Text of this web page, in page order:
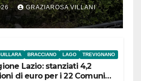
GRAZIAROSA VILLANI
BRACCIANO LAGO TREVIGNANO
Lazio: stanziati 4,2
di euro per i 22 Comuni